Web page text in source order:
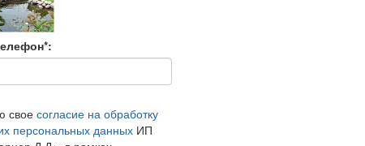
свое согласие на обработку
персональных данныхИП